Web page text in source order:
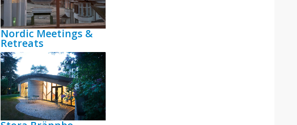
Nordic Meetings &
Retreats